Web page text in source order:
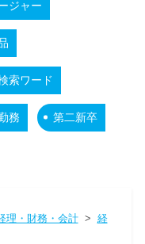
ジャー
索ワード
務 第二新卒
理・財務・会計> 経